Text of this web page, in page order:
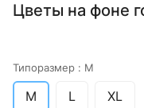
Цветы на фоне
Типоразмер : M
M L XL